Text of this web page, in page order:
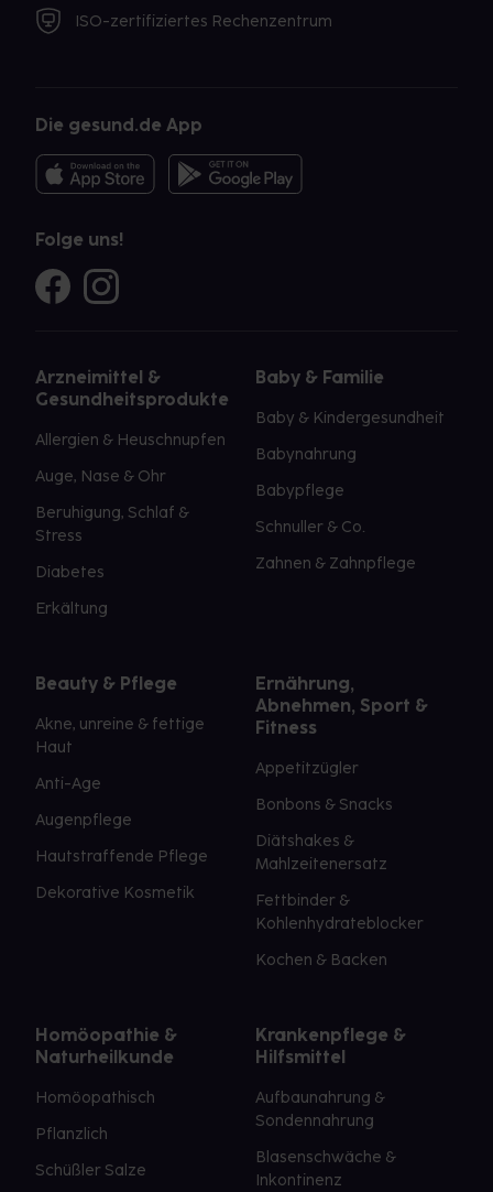
ISO-zertifiziertes Rechenzentrum
Die gesund.de App
Folge uns!
Arzneimittel &
Gesundheitsprodukte
Allergien & Heuschnupfen
Auge, Nase & Ohr
Beruhigung, Schlaf &
Stress
Diabetes
Erkältung
Baby & Familie
Baby & Kindergesundheit
Babynahrung
Babypflege
Schnuller & Co.
Zahnen & Zahnpflege
Beauty & Pflege
Akne, unreine & fettige
Haut
Anti-Age
Augenpflege
Hautstraffende Pflege
Dekorative Kosmetik
Ernährung,
Abnehmen, Sport &
Fitness
Appetitzügler
Bonbons & Snacks
Diätshakes &
Mahlzeitenersatz
Fettbinder &
Kohlenhydrateblocker
Kochen & Backen
Homöopathie &
Naturheilkunde
Homöopathisch
Pflanzlich
Schüßler Salze
Krankenpflege &
Hilfsmittel
Aufbaunahrung &
Sondennahrung
Blasenschwäche &
Inkontinenz